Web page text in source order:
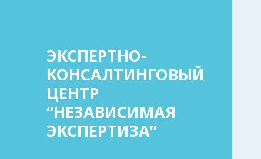
ЭКСПЕРТНО-
КОНСАЛТИНГОВЫЙ
ЦЕНТР
“НЕЗАВИСИМАЯ
ЭКСПЕРТИЗА”